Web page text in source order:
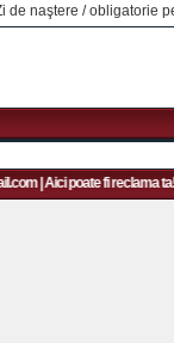
de naştere / obligatorie
| Aici poate fi reclama ta!